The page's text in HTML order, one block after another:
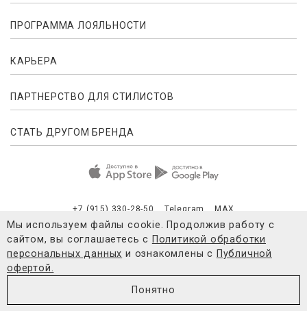
ПРОГРАММА ЛОЯЛЬНОСТИ
КАРЬЕРА
ПАРТНЕРСТВО ДЛЯ СТИЛИСТОВ
СТАТЬ ДРУГОМ БРЕНДА
+7 (915) 330-28-50 Telegram MAX
Согласие на обработку персональных
© 2021-2026 4FORMS
Мы используем файлы cookie. Продолжив работу с
сайтом, вы соглашаетесь с Политикой обработки
персональных данных и ознакомлены с Публичной
офертой.
Понятно